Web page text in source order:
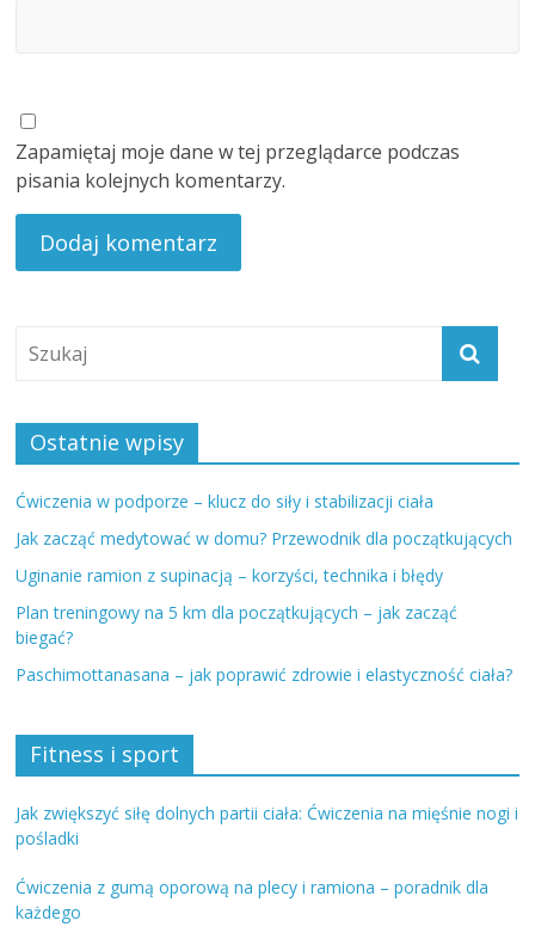
Zapamiętaj moje dane w tej przeglądarce podczas
pisania kolejnych komentarzy.
Ostatnie wpisy
Ćwiczenia w podporze – klucz do siły i stabilizacji ciała
Jak zacząć medytować w domu? Przewodnik dla początkujących
Uginanie ramion z supinacją – korzyści, technika i błędy
Plan treningowy na 5 km dla początkujących – jak zacząć
biegać?
Paschimottanasana – jak poprawić zdrowie i elastyczność ciała?
Fitness i sport
Jak zwiększyć siłę dolnych partii ciała: Ćwiczenia na mięśnie nogi i
pośladki
Ćwiczenia z gumą oporową na plecy i ramiona – poradnik dla
każdego